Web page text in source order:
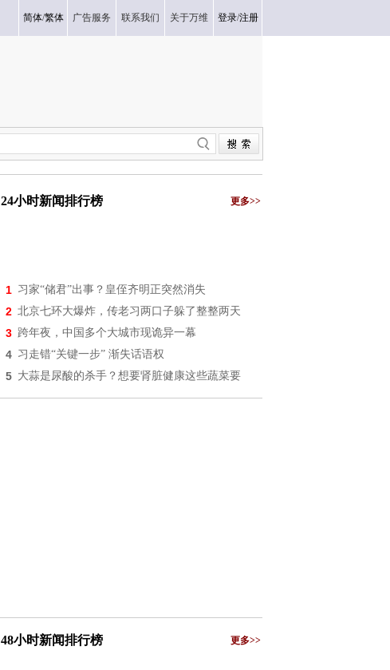
简体/繁体 广告服务 联系我们 关于万维 登录/注册
24小时新闻排行榜 更多>>
1 习家“储君”出事？皇侄齐明正突然消失
2 北京七环大爆炸，传老习两口子躲了整整两天
3 跨年夜，中国多个大城市现诡异一幕
4 习走错“关键一步” 渐失话语权
5 大蒜是尿酸的杀手？想要肾脏健康这些蔬菜要
48小时新闻排行榜 更多>>